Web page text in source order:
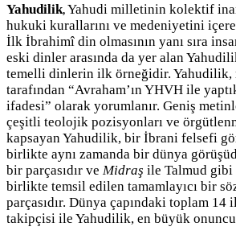
Yahudilik, Yahudi milletinin kolektif
hukuki kurallarını ve medeniyetini
İlk İbrahimî din olmasının yanı sıra
eski dinler arasında da yer alan
temelli dinlerin ilk örneğidir. Yahudilik,
tarafından “Avraham’ın YHVH ile
ifadesi” olarak yorumlanır. Geniş
çeşitli teolojik pozisyonları ve
kapsayan Yahudilik, bir İbrani felsefi
birlikte aynı zamanda bir dünya
bir parçasıdır ve Midraş ile Talmud
birlikte temsil edilen tamamlayıcı bir
parçasıdır. Dünya çapındaki toplam 14
takipçisi ile Yahudilik, en büyük